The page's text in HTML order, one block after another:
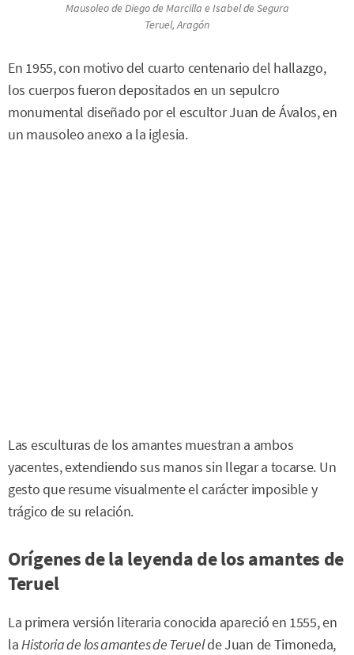
Mausoleo de Diego de Marcilla e Isabel de Segura
Teruel, Aragón
En 1955, con motivo del cuarto centenario del hallazgo,
los cuerpos fueron depositados en un sepulcro
monumental diseñado por el escultor Juan de Ávalos, en
un mausoleo anexo a la iglesia.
Las esculturas de los amantes muestran a ambos
yacentes, extendiendo sus manos sin llegar a tocarse. Un
gesto que resume visualmente el carácter imposible y
trágico de su relación.
Orígenes de la leyenda de los amantes de
Teruel
La primera versión literaria conocida apareció en 1555, en
laHistoria de los amantes de Teruelde Juan de Timoneda,